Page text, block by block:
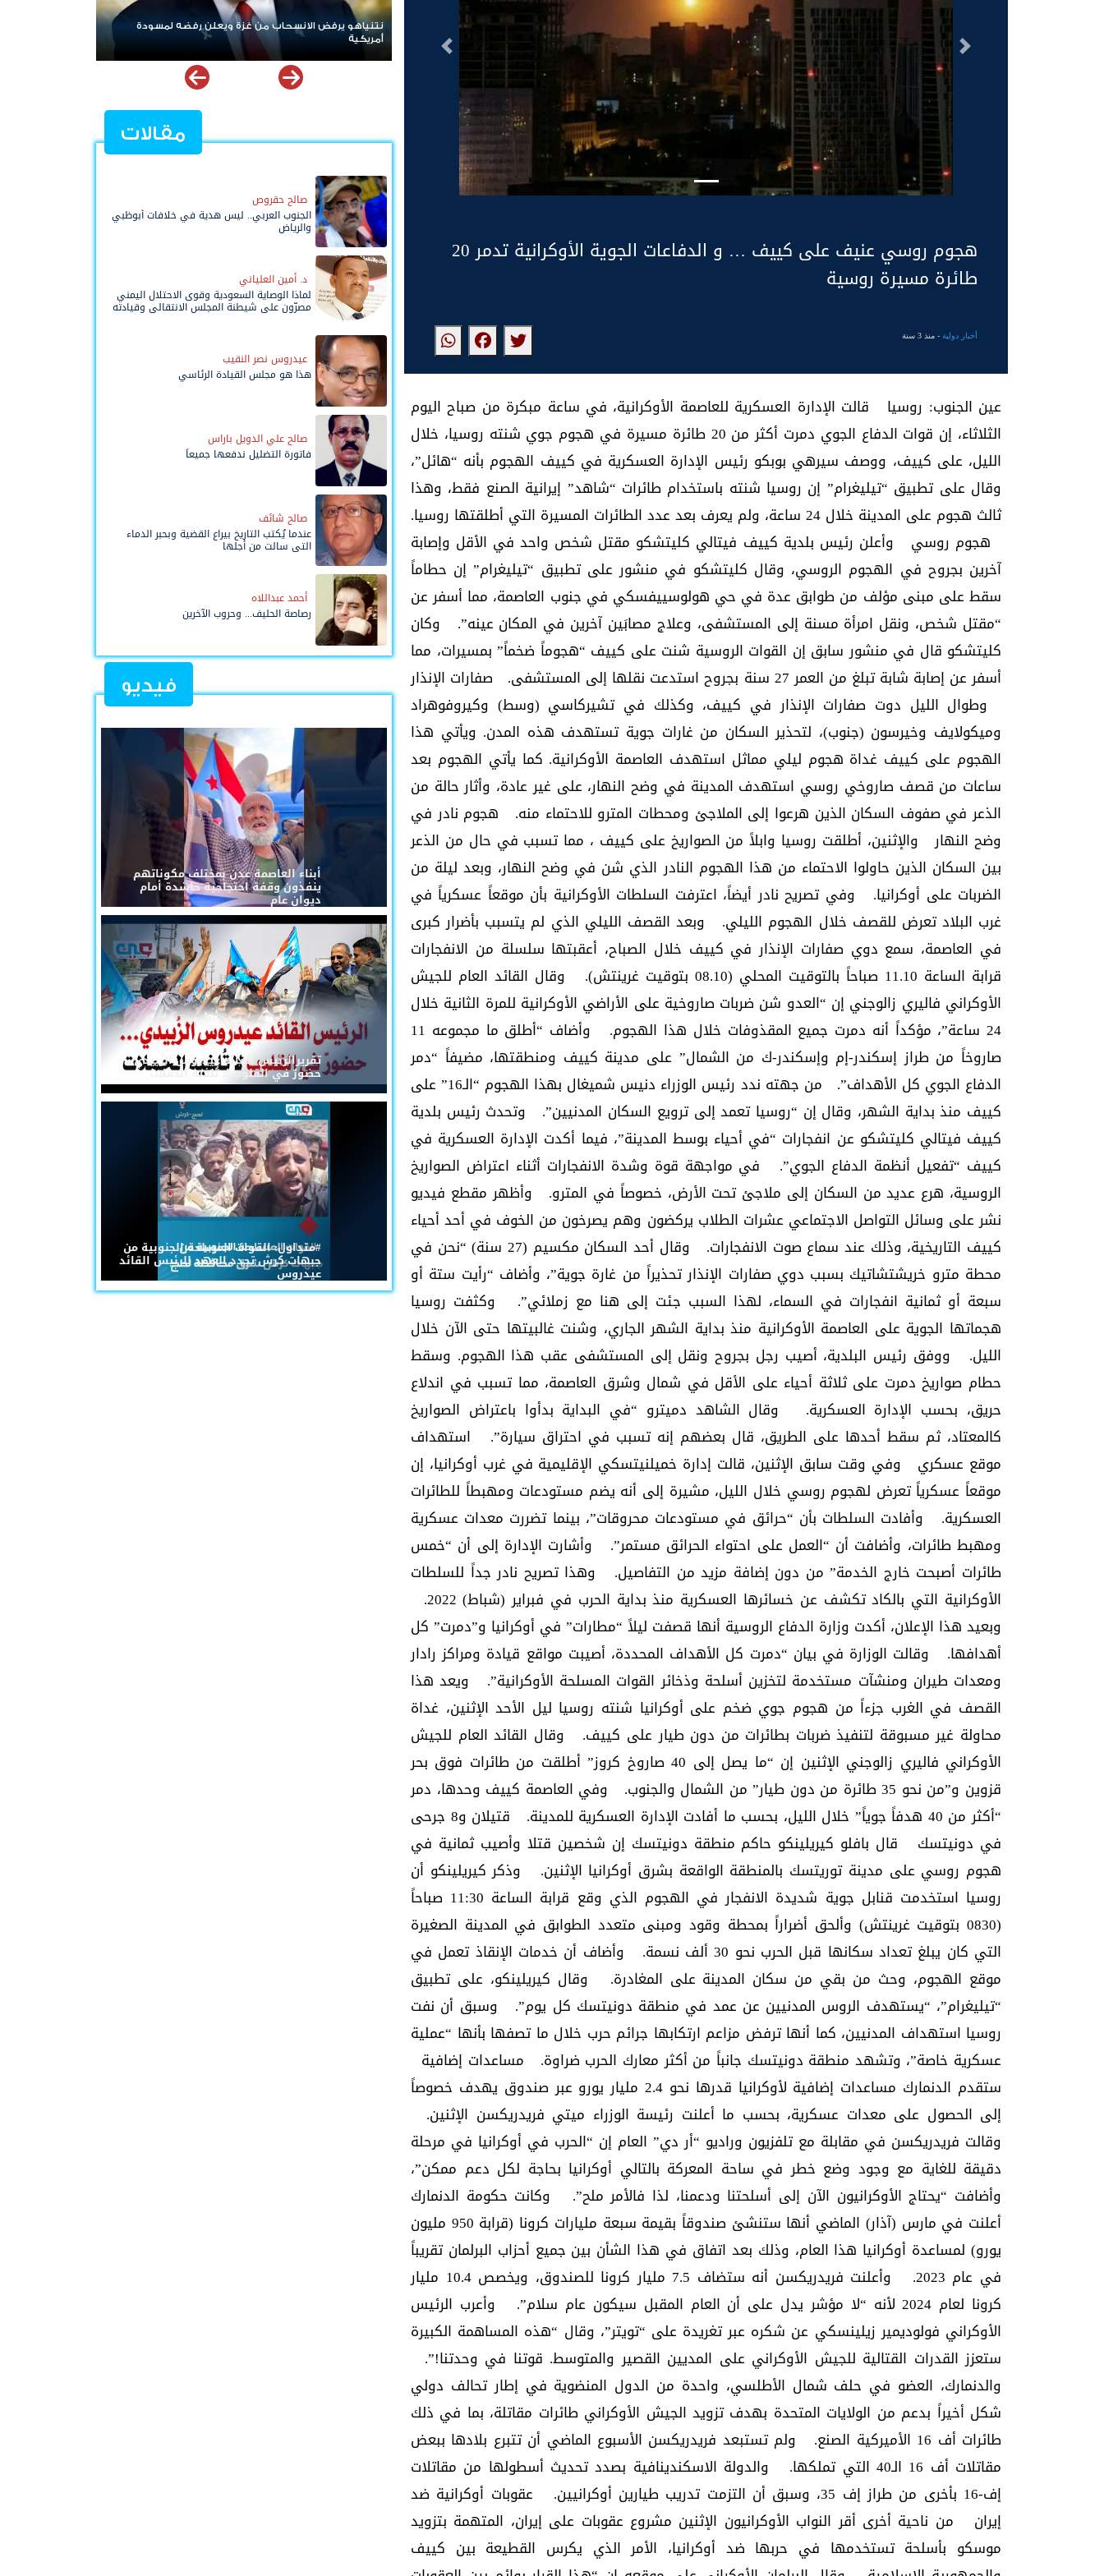
التالى السابق
هجوم روسي عنيف على كييف … و الدفاعات الجوية الأوكرانية تدمر 20
طائرة مسيرة روسية
أخبار دولية- منذ 3 سنة
عين الجنوب: روسيا قالت الإدارة العسكرية للعاصمة الأوكرانية، في ساعة مبكرة من صباح اليوم
الثلاثاء، إن قوات الدفاع الجوي دمرت أكثر من 20 طائرة مسيرة في هجوم جوي شنته روسيا، خلال
الليل، على كييف، ووصف سيرهي بوبكو رئيس الإدارة العسكرية في كييف الهجوم بأنه “هائل”،
وقال على تطبيق “تيليغرام” إن روسيا شنته باستخدام طائرات “شاهد” إيرانية الصنع فقط، وهذا
ثالث هجوم على المدينة خلال 24 ساعة، ولم يعرف بعد عدد الطائرات المسيرة التي أطلقتها روسيا.
هجوم روسي وأعلن رئيس بلدية كييف فيتالي كليتشكو مقتل شخص واحد في الأقل وإصابة
آخرين بجروح في الهجوم الروسي، وقال كليتشكو في منشور على تطبيق “تيليغرام” إن حطاماً
سقط على مبنى مؤلف من طوابق عدة في حي هولوسييفسكي في جنوب العاصمة، مما أسفر عن
“مقتل شخص، ونقل امرأة مسنة إلى المستشفى، وعلاج مصابَين آخرين في المكان عينه”. وكان
كليتشكو قال في منشور سابق إن القوات الروسية شنت على كييف “هجوماً ضخماً” بمسيرات، مما
أسفر عن إصابة شابة تبلغ من العمر 27 سنة بجروح استدعت نقلها إلى المستشفى. صفارات الإنذار
وطوال الليل دوت صفارات الإنذار في كييف، وكذلك في تشيركاسي (وسط) وكيروفوهراد
وميكولايف وخيرسون (جنوب)، لتحذير السكان من غارات جوية تستهدف هذه المدن. ويأتي هذا
الهجوم على كييف غداة هجوم ليلي مماثل استهدف العاصمة الأوكرانية. كما يأتي الهجوم بعد
ساعات من قصف صاروخي روسي استهدف المدينة في وضح النهار، على غير عادة، وأثار حالة من
الذعر في صفوف السكان الذين هرعوا إلى الملاجئ ومحطات المترو للاحتماء منه. هجوم نادر في
وضح النهار والإثنين، أطلقت روسيا وابلاً من الصواريخ على كييف ، مما تسبب في حال من الذعر
بين السكان الذين حاولوا الاحتماء من هذا الهجوم النادر الذي شن في وضح النهار، وبعد ليلة من
الضربات على أوكرانيا. وفي تصريح نادر أيضاً، اعترفت السلطات الأوكرانية بأن موقعاً عسكرياً في
غرب البلاد تعرض للقصف خلال الهجوم الليلي. وبعد القصف الليلي الذي لم يتسبب بأضرار كبرى
في العاصمة، سمع دوي صفارات الإنذار في كييف خلال الصباح، أعقبتها سلسلة من الانفجارات
قرابة الساعة 11.10 صباحاً بالتوقيت المحلي (08.10 بتوقيت غرينتش). وقال القائد العام للجيش
الأوكراني فاليري زالوجني إن “العدو شن ضربات صاروخية على الأراضي الأوكرانية للمرة الثانية خلال
24 ساعة”، مؤكداً أنه دمرت جميع المقذوفات خلال هذا الهجوم. وأضاف “أطلق ما مجموعه 11
صاروخاً من طراز إسكندر-إم وإسكندر-ك من الشمال” على مدينة كييف ومنطقتها، مضيفاً “دمر
الدفاع الجوي كل الأهداف”. من جهته ندد رئيس الوزراء دنيس شميغال بهذا الهجوم “الـ16” على
كييف منذ بداية الشهر، وقال إن “روسيا تعمد إلى ترويع السكان المدنيين”. وتحدث رئيس بلدية
كييف فيتالي كليتشكو عن انفجارات “في أحياء بوسط المدينة”، فيما أكدت الإدارة العسكرية في
كييف “تفعيل أنظمة الدفاع الجوي”. في مواجهة قوة وشدة الانفجارات أثناء اعتراض الصواريخ
الروسية، هرع عديد من السكان إلى ملاجئ تحت الأرض، خصوصاً في المترو. وأظهر مقطع فيديو
نشر على وسائل التواصل الاجتماعي عشرات الطلاب يركضون وهم يصرخون من الخوف في أحد أحياء
كييف التاريخية، وذلك عند سماع صوت الانفجارات. وقال أحد السكان مكسيم (27 سنة) “نحن في
محطة مترو خريشتشاتيك بسبب دوي صفارات الإنذار تحذيراً من غارة جوية”، وأضاف “رأيت ستة أو
سبعة أو ثمانية انفجارات في السماء، لهذا السبب جئت إلى هنا مع زملائي”. وكثفت روسيا
هجماتها الجوية على العاصمة الأوكرانية منذ بداية الشهر الجاري، وشنت غالبيتها حتى الآن خلال
الليل. ووفق رئيس البلدية، أصيب رجل بجروح ونقل إلى المستشفى عقب هذا الهجوم. وسقط
حطام صواريخ دمرت على ثلاثة أحياء على الأقل في شمال وشرق العاصمة، مما تسبب في اندلاع
حريق، بحسب الإدارة العسكرية. وقال الشاهد دميترو “في البداية بدأوا باعتراض الصواريخ
كالمعتاد، ثم سقط أحدها على الطريق، قال بعضهم إنه تسبب في احتراق سيارة”. استهداف
موقع عسكري وفي وقت سابق الإثنين، قالت إدارة خميلنيتسكي الإقليمية في غرب أوكرانيا، إن
موقعاً عسكرياً تعرض لهجوم روسي خلال الليل، مشيرة إلى أنه يضم مستودعات ومهبطاً للطائرات
العسكرية. وأفادت السلطات بأن “حرائق في مستودعات محروقات”، بينما تضررت معدات عسكرية
ومهبط طائرات، وأضافت أن “العمل على احتواء الحرائق مستمر”. وأشارت الإدارة إلى أن “خمس
طائرات أصبحت خارج الخدمة” من دون إضافة مزيد من التفاصيل. وهذا تصريح نادر جداً للسلطات
الأوكرانية التي بالكاد تكشف عن خسائرها العسكرية منذ بداية الحرب في فبراير (شباط) 2022.
وبعيد هذا الإعلان، أكدت وزارة الدفاع الروسية أنها قصفت ليلاً “مطارات” في أوكرانيا و”دمرت” كل
أهدافها. وقالت الوزارة في بيان “دمرت كل الأهداف المحددة، أصيبت مواقع قيادة ومراكز رادار
ومعدات طيران ومنشآت مستخدمة لتخزين أسلحة وذخائر القوات المسلحة الأوكرانية”. ويعد هذا
القصف في الغرب جزءاً من هجوم جوي ضخم على أوكرانيا شنته روسيا ليل الأحد الإثنين، غداة
محاولة غير مسبوقة لتنفيذ ضربات بطائرات من دون طيار على كييف. وقال القائد العام للجيش
الأوكراني فاليري زالوجني الإثنين إن “ما يصل إلى 40 صاروخ كروز” أطلقت من طائرات فوق بحر
قزوين و”من نحو 35 طائرة من دون طيار” من الشمال والجنوب. وفي العاصمة كييف وحدها، دمر
“أكثر من 40 هدفاً جوياً” خلال الليل، بحسب ما أفادت الإدارة العسكرية للمدينة. قتيلان و8 جرحى
في دونيتسك قال بافلو كيريلينكو حاكم منطقة دونيتسك إن شخصين قتلا وأصيب ثمانية في
هجوم روسي على مدينة توريتسك بالمنطقة الواقعة بشرق أوكرانيا الإثنين. وذكر كيريلينكو أن
روسيا استخدمت قنابل جوية شديدة الانفجار في الهجوم الذي وقع قرابة الساعة 11:30 صباحاً
(0830 بتوقيت غرينتش) وألحق أضراراً بمحطة وقود ومبنى متعدد الطوابق في المدينة الصغيرة
التي كان يبلغ تعداد سكانها قبل الحرب نحو 30 ألف نسمة. وأضاف أن خدمات الإنقاذ تعمل في
موقع الهجوم، وحث من بقي من سكان المدينة على المغادرة. وقال كيريلينكو، على تطبيق
“تيليغرام”، “يستهدف الروس المدنيين عن عمد في منطقة دونيتسك كل يوم”. وسبق أن نفت
روسيا استهداف المدنيين، كما أنها ترفض مزاعم ارتكابها جرائم حرب خلال ما تصفها بأنها “عملية
عسكرية خاصة”، وتشهد منطقة دونيتسك جانباً من أكثر معارك الحرب ضراوة. مساعدات إضافية
ستقدم الدنمارك مساعدات إضافية لأوكرانيا قدرها نحو 2.4 مليار يورو عبر صندوق يهدف خصوصاً
إلى الحصول على معدات عسكرية، بحسب ما أعلنت رئيسة الوزراء ميتي فريدريكسن الإثنين.
وقالت فريدريكسن في مقابلة مع تلفزيون وراديو “أر دي” العام إن “الحرب في أوكرانيا في مرحلة
دقيقة للغاية مع وجود وضع خطر في ساحة المعركة بالتالي أوكرانيا بحاجة لكل دعم ممكن”،
وأضافت “يحتاج الأوكرانيون الآن إلى أسلحتنا ودعمنا، لذا فالأمر ملح”. وكانت حكومة الدنمارك
أعلنت في مارس (آذار) الماضي أنها ستنشئ صندوقاً بقيمة سبعة مليارات كرونا (قرابة 950 مليون
يورو) لمساعدة أوكرانيا هذا العام، وذلك بعد اتفاق في هذا الشأن بين جميع أحزاب البرلمان تقريباً
في عام 2023. وأعلنت فريدريكسن أنه ستضاف 7.5 مليار كرونا للصندوق، ويخصص 10.4 مليار
كرونا لعام 2024 لأنه “لا مؤشر يدل على أن العام المقبل سيكون عام سلام”. وأعرب الرئيس
الأوكراني فولوديمير زيلينسكي عن شكره عبر تغريدة على “تويتر”، وقال “هذه المساهمة الكبيرة
ستعزز القدرات القتالية للجيش الأوكراني على المديين القصير والمتوسط. قوتنا في وحدتنا!”.
والدنمارك، العضو في حلف شمال الأطلسي، واحدة من الدول المنضوية في إطار تحالف دولي
شكل أخيراً بدعم من الولايات المتحدة بهدف تزويد الجيش الأوكراني طائرات مقاتلة، بما في ذلك
طائرات أف 16 الأميركية الصنع. ولم تستبعد فريدريكسن الأسبوع الماضي أن تتبرع بلادها ببعض
مقاتلات أف 16 الـ40 التي تملكها. والدولة الاسكندينافية بصدد تحديث أسطولها من مقاتلات
إف-16 بأخرى من طراز إف 35، وسبق أن التزمت تدريب طيارين أوكرانيين. عقوبات أوكرانية ضد
إيران من ناحية أخرى أقر النواب الأوكرانيون الإثنين مشروع عقوبات على إيران، المتهمة بتزويد
موسكو بأسلحة تستخدمها في حربها ضد أوكرانيا، الأمر الذي يكرس القطيعة بين كييف
ردا على «خروقات» حزب الله.. إسرائيل تشن ضربات على جنوب
لبنان
مقالات
صالح حقروص
الجنوب العربي.. ليس هدية في خلافات أبوظبي
والرياض
د. أمين العلياني
لماذا الوصاية السعودية وقوى الاحتلال اليمني
مصرّون على شيطنة المجلس الانتقالي وقيادته
عيدروس نصر النقيب
هذا هو مجلس القيادة الرئاسي
صالح علي الدويل باراس
فاتورة التضليل ندفعها جميعاً
صالح شائف
عندما يُكتب التاريخ بيراع القضية وبحبر الدماء
التي سالت من أجلها
أحمد عبداللاه
رصاصة الحليف... وحروب الآخرين
فيديو
أبناء العاصمة عدن بمختلف مكوناتهم
ينفذون وقفة احتجاجية حاشدة أمام
ديوان عام
تقريرالرئيس القائد عيدروس الزُبيدي...
حضورٌ في القلوب لا تُلغيه الحملات
#متداول: القوات المسلحة الجنوبية من
جبهات كرش تجدد العهد للرئيس القائد
عيدروس